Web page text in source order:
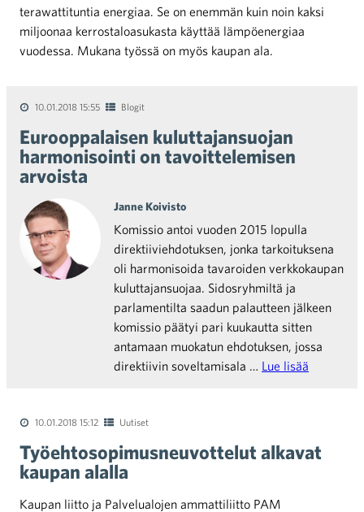
terawattituntia energiaa. Se on enemmän kuin noin kaksi
miljoonaa kerrostaloasukasta käyttää lämpöenergiaa
vuodessa. Mukana työssä on myös kaupan ala.
10.01.2018 15:55 Blogit
Eurooppalaisen kuluttajansuojan
harmonisointi on tavoittelemisen
arvoista
Janne Koivisto
Komissio antoi vuoden 2015 lopulla
direktiiviehdotuksen, jonka tarkoituksena
oli harmonisoida tavaroiden verkkokaupan
kuluttajansuojaa. Sidosryhmiltä ja
parlamentilta saadun palautteen jälkeen
komissio päätyi pari kuukautta sitten
antamaan muokatun ehdotuksen, jossa
direktiivin soveltamisala … Lue lisää
10.01.2018 15:12 Uutiset
Työehtosopimusneuvottelut alkavat
kaupan alalla
Kaupan liitto ja Palvelualojen ammattiliitto PAM